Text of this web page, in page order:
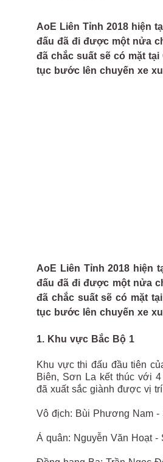
AoE Liên Tỉnh 2018 hiện
đấu đã đi được một nửa
đã chắc suất sẽ có mặt
tục bước lên chuyến xe
AoE Liên Tỉnh 2018 hiện
đấu đã đi được một nửa
đã chắc suất sẽ có mặt
tục bước lên chuyến xe
1. Khu vực Bắc Bộ 1
Khu vực thi đấu đầu tiên
Biên, Sơn La kết thúc với
đã xuất sắc giành được vị
Vô địch: Bùi Phương Nam -
Á quân: Nguyễn Văn Hoạt -